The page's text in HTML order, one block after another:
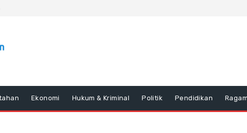
Ekonomi Hukum & Kriminal Politik Pendidikan